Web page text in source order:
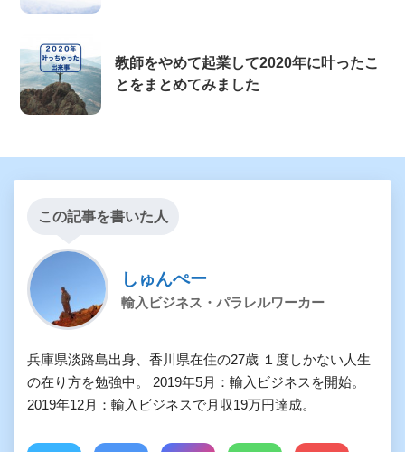
教師をやめて起業して2020年に叶ったこ
とをまとめてみました
この記事を書いた人
しゅんぺー
輸入ビジネス・パラレルワーカー
兵庫県淡路島出身、香川県在住の27歳 １度しかない人生
の在り方を勉強中。 2019年5月：輸入ビジネスを開始。
2019年12月：輸入ビジネスで月収19万円達成。